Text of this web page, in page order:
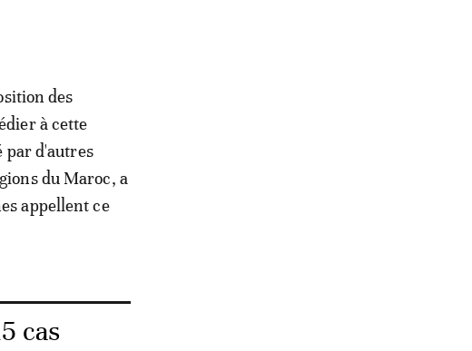
des
à cette
par d'autres
du Maroc, a
appellent ce
cas